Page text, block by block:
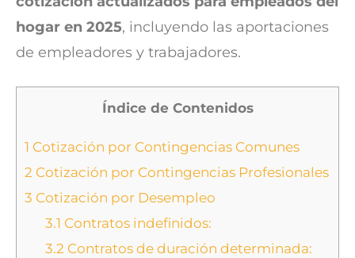
hogar en 2025, incluyendo las aportaciones
de empleadores y trabajadores.
Índice de Contenidos
1 Cotización por Contingencias Comunes
2 Cotización por Contingencias Profesionales
3 Cotización por Desempleo
3.1 Contratos indefinidos:
3.2 Contratos de duración determinada: